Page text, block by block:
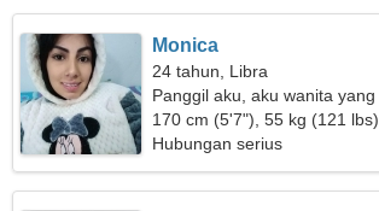
Monica
24 tahun, Libra
Panggil aku, aku wanita
170 cm (5'7"), 55 kg (121 lbs)
Hubungan serius